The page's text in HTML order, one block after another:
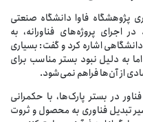
فاوا دانشگاه صنعتی
پروژه‌های فناورانه، به
اشاره کرد و گفت: بسیاری
به دلیل نبود بستر مناسب برای
از آن‌ها فراهم نمی‌شود.
در بستر پارک‌ها، با حکمرانی
تبدیل فناوری به محصول و ثروت